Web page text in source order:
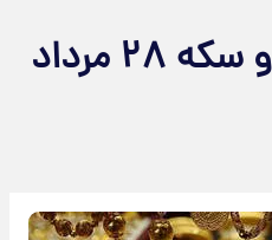
قیمت جدید طلا و سکه ۲۸ مرداد